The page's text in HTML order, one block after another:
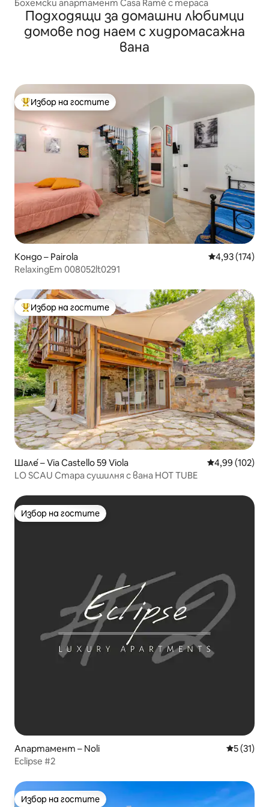
Бохемски апартамент Casa Ramè с тераса
Подходящи за домашни любимци
домове под наем с хидромасажна
вана
Най-популярен избор на гостите
Избор на гостите
Кондо – Pairola Средна
4,93 (174)
RelaxingEm 008052lt0291
Най-популярен избор на гостите
Избор на гостите
Шале́ – Via Castello 59 Viola Средна
4,99 (102)
LO SCAU Стара сушилня с вана HOT TUBE
Избор на гостите
Избор на гостите
Апартамент – Noli Средна
5 (31)
Eclipse #2
Избор на гостите
Избор на гостите